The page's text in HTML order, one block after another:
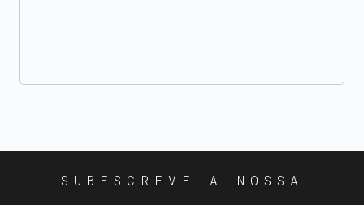
SUBESCREVE A NOSSA